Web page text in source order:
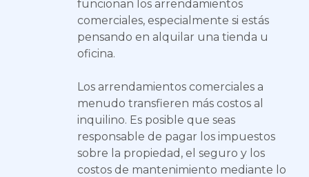
funcionan los arrendamientos
comerciales, especialmente si estás
pensando en alquilar una tienda u
oficina.
Los arrendamientos comerciales a
menudo transfieren más costos al
inquilino. Es posible que seas
responsable de pagar los impuestos
sobre la propiedad, el seguro y los
costos de mantenimiento mediante lo